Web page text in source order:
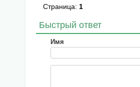
Страница: 1
Быстрый ответ
Имя